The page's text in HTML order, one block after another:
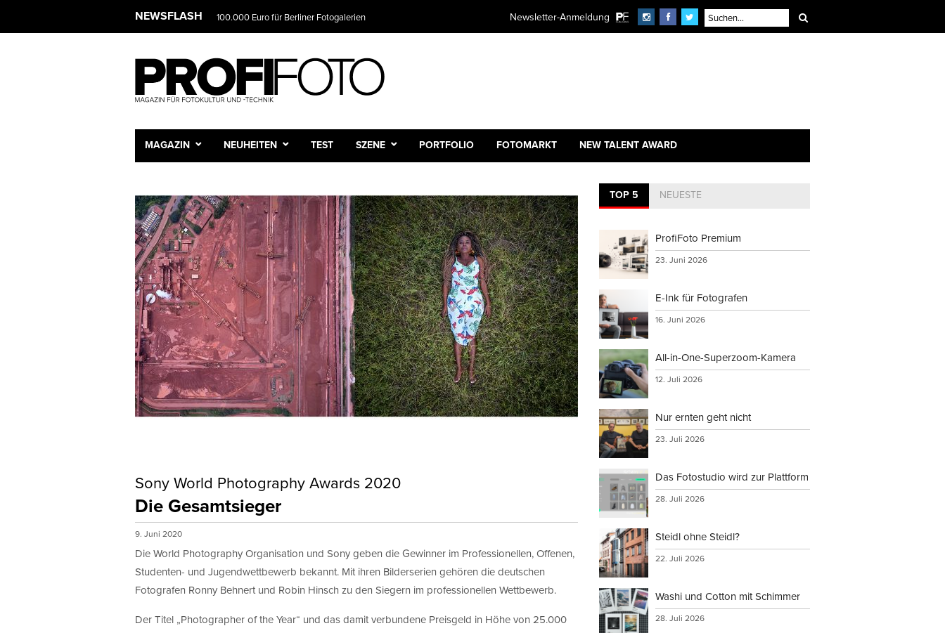
NEWSFLASH 100.000 Euro für Berliner Fotogalerien Newsletter-Anmeldung
MAGAZIN NEUHEITEN TEST SZENE PORTFOLIO FOTOMARKT NEW TALENT AWARD
Sony World Photography Awards 2020
Die Gesamtsieger
9. Juni 2020
Die World Photography Organisation und Sony geben die Gewinner im Professionellen, Offenen,
Studenten- und Jugendwettbewerb bekannt. Mit ihren Bilderserien gehören die deutschen
Fotografen Ronny Behnert und Robin Hinsch zu den Siegern im professionellen Wettbewerb.
Der Titel „Photographer of the Year“ und das damit verbundene Preisgeld in Höhe von 25.000
TOP 5 NEUESTE
ProfiFoto Premium
23. Juni 2026
E-Ink für Fotografen
16. Juni 2026
All-in-One-Superzoom-Kamera
12. Juli 2026
Nur ernten geht nicht
23. Juli 2026
Das Fotostudio wird zur Plattform
28. Juli 2026
Steidl ohne Steidl?
22. Juli 2026
Washi und Cotton mit Schimmer
28. Juli 2026